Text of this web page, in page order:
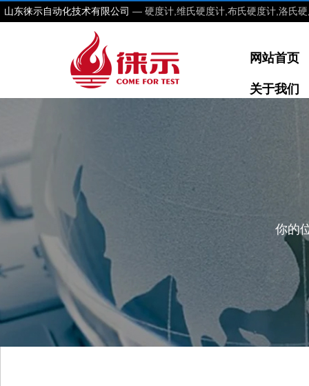
山东徕示自动化技术有限公司 — 硬度计,维氏硬度计,布氏硬度计,洛氏
网站首页
关于我们
你的